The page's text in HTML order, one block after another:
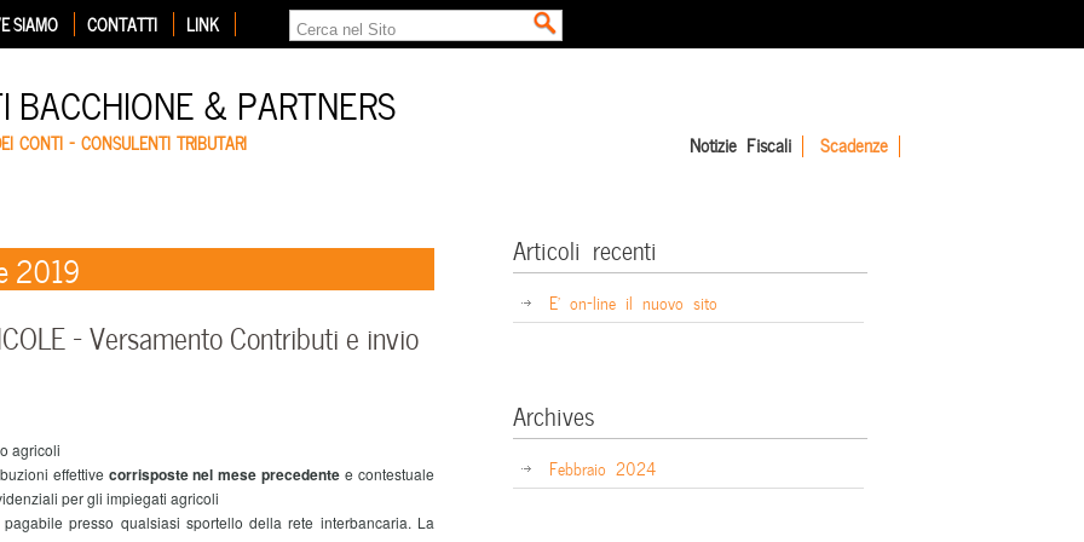
SIAMO CONTATTI LINK
BACCHIONE & PARTNERS
CONTI – CONSULENTI TRIBUTARI Notizie Fiscali Scadenze
2019
– Versamento Contributi e invio
agricoli
effettive corrisposte nel mese precedente e contestuale
per gli impiegati agricoli
pagabile presso qualsiasi sportello della rete interbancaria. La
Articoli recenti
E’ on-line il nuovo sito
Archives
Febbraio 2024